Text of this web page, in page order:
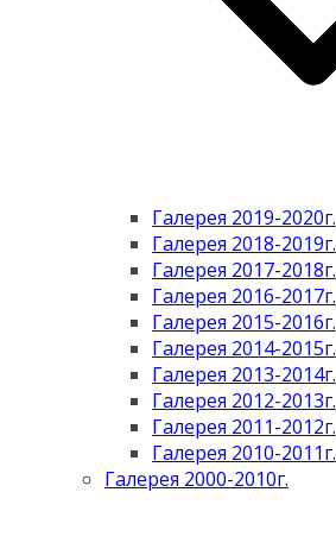
Галерея 2019-2020г.
Галерея 2018-2019г.
Галерея 2017-2018г.
Галерея 2016-2017г.
Галерея 2015-2016г.
Галерея 2014-2015г.
Галерея 2013-2014г.
Галерея 2012-2013г.
Галерея 2011-2012г.
Галерея 2010-2011г.
Галерея 2000-2010г.